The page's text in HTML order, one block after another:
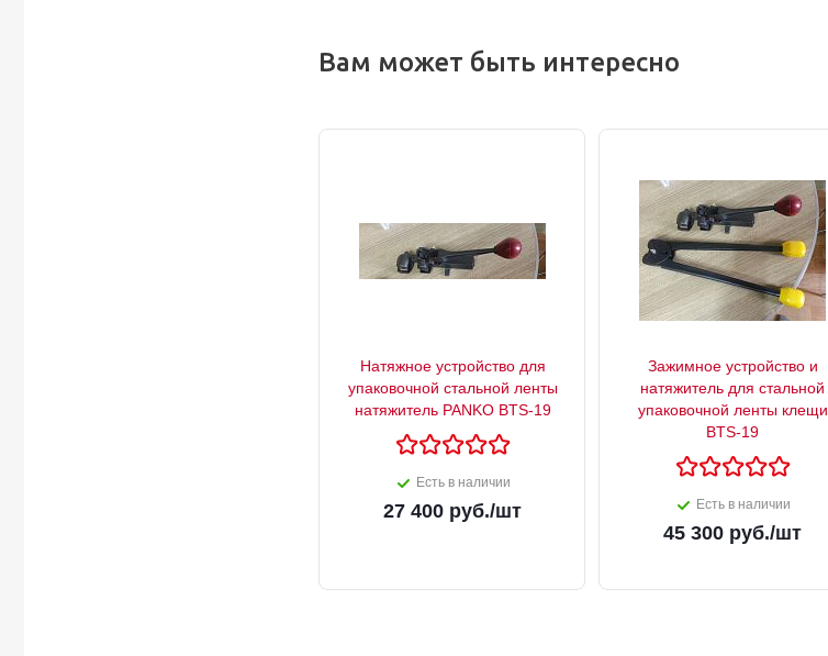
Вам может быть интересно
Натяжное устройство для
упаковочной стальной ленты
натяжитель PANKO BTS-19
Есть в наличии
27 400 руб./шт
Зажимное устройство и
натяжитель для стальной
упаковочной ленты клещи
BTS-19
Есть в наличии
45 300 руб./шт